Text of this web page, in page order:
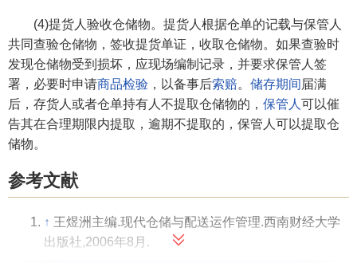
(4)提货人验收仓储物。提货人根据仓单的记载与保管人
共同查验仓储物，签收提货单证，收取仓储物。如果查验时
发现仓储物受到损坏，应现场编制记录，并要求保管人签
署，必要时申请商品检验 ，以备事后索赔。 储存期间 届满
后，存货人或者仓单持有人不提取仓储物的， 保管人 可以催
告其在合理期限内提取，逾期不提取的，保管人可以提取仓
储物。
参考文献
↑ 王煜洲主编.现代仓储与配送运作管理.西南财经大学
出版社,2006年8月.